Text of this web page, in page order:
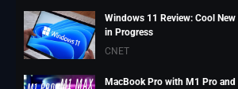
Windows 11 Review: Cool
in Progress
CNET
MacBook Pro with M1 Pro